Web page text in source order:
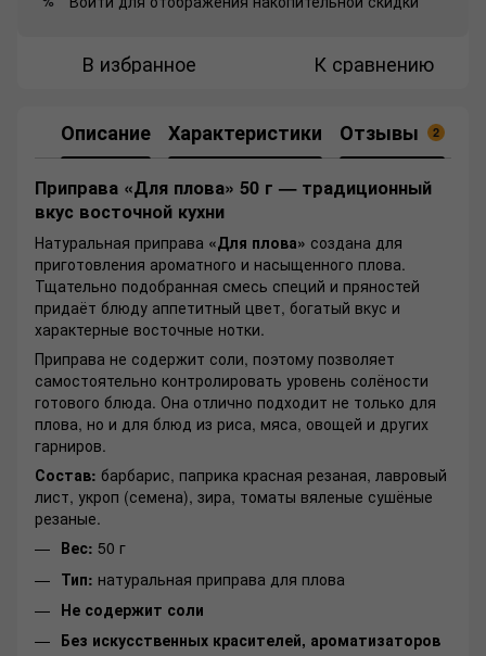
В избранное К сравнению
Описание Характеристики Отзывы 2
Приправа «Для плова» 50 г — традиционный
вкус восточной кухни
Натуральная приправа «Для плова» создана для
приготовления ароматного и насыщенного плова.
Тщательно подобранная смесь специй и пряностей
придаёт блюду аппетитный цвет, богатый вкус и
характерные восточные нотки.
Приправа не содержит соли, поэтому позволяет
самостоятельно контролировать уровень солёности
готового блюда. Она отлично подходит не только для
плова, но и для блюд из риса, мяса, овощей и других
гарниров.
Состав: барбарис, паприка красная резаная, лавровый
лист, укроп (семена), зира, томаты вяленые сушёные
резаные.
Вес: 50 г
Тип: натуральная приправа для плова
Не содержит соли
Без искусственных красителей, ароматизаторов